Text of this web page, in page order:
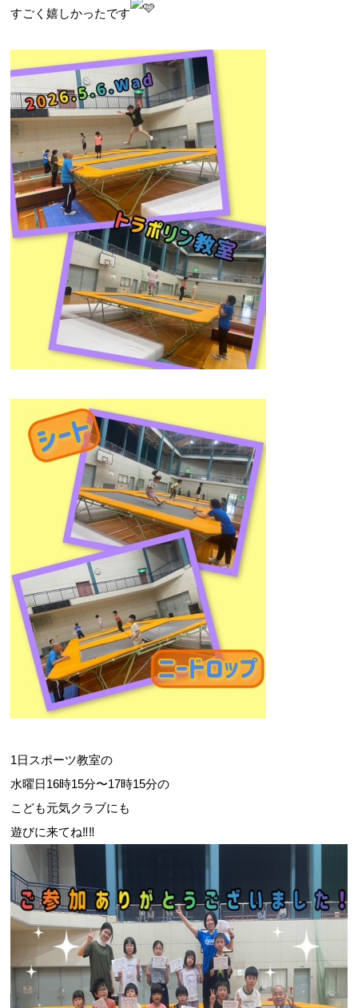
すごく嬉しかったです
1日スポーツ教室の
水曜日16時15分〜17時15分の
こども元気クラブにも
遊びに来てね‼︎‼︎